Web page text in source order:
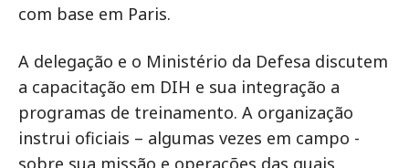
com base em Paris.
A delegação e o Ministério da Defesa discutem
a capacitação em DIH e sua integração a
programas de treinamento. A organização
instrui oficiais – algumas vezes em campo -
sobre sua missão e operações das quais